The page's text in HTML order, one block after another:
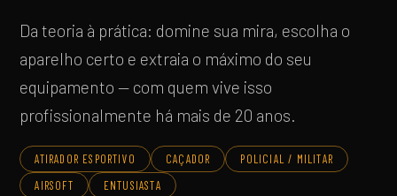
Da teoria à prática: domine sua mira, escolha o
aparelho certo e extraia o máximo do seu
equipamento — com quem vive isso
profissionalmente há mais de 20 anos.
ATIRADOR ESPORTIVO CAÇADOR
POLICIAL / MILITAR
AIRSOFT
ENTUSIASTA